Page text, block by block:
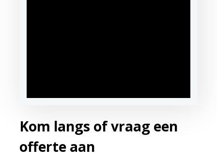
Kom langs of vraag een
offerte aan